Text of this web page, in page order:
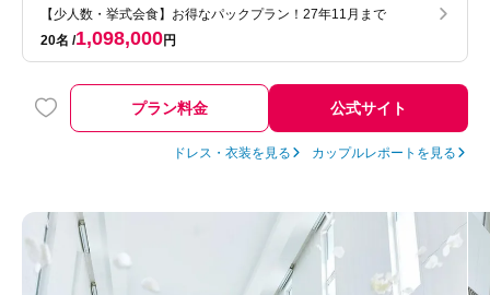
【少人数・挙式会食】お得なパックプラン！27年11月まで
20名 1,098,000円
プラン料金 公式サイト
ドレス・衣装を見る カップルレポートを見る